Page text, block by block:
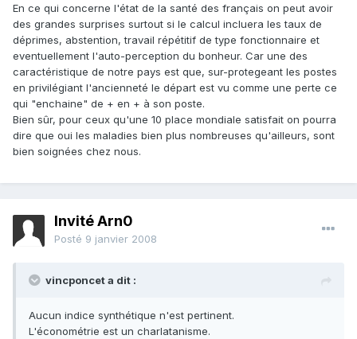
En ce qui concerne l'état de la santé des français on peut avoir
des grandes surprises surtout si le calcul incluera les taux de
déprimes, abstention, travail répétitif de type fonctionnaire et
eventuellement l'auto-perception du bonheur. Car une des
caractéristique de notre pays est que, sur-protegeant les postes
en privilégiant l'ancienneté le départ est vu comme une perte ce
qui "enchaine" de + en + à son poste.
Bien sûr, pour ceux qu'une 10 place mondiale satisfait on pourra
dire que oui les maladies bien plus nombreuses qu'ailleurs, sont
bien soignées chez nous.
Invité Arn0
Posté 9 janvier 2008
vincponcet a dit :
Aucun indice synthétique n'est pertinent.
L'économétrie est un charlatanisme.